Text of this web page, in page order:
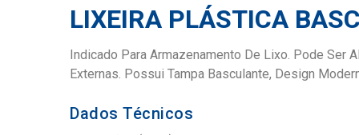
LIXEIRA PLÁSTICA
Indicado Para Armazenamento De Lixo. Pode Ser
Externas. Possui Tampa Basculante, Design
Dados Técnicos